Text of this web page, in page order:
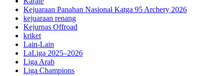
Kejuaraan Panahan Nasional Katga 95 Archery 2026
kejuaraan renang
Kejurnas Offroad
kriket
Lain-Lain
LaLiga 2025–2026
Liga Arab
Liga Champions